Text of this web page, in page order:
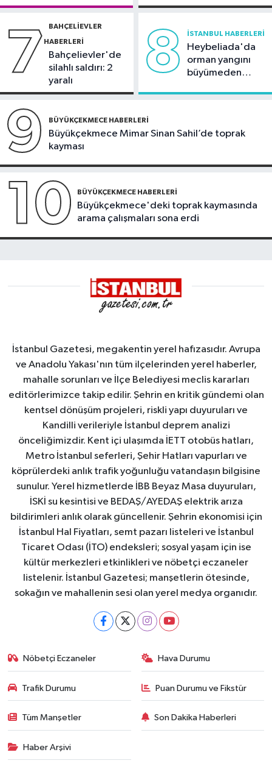
görüntülendi
7 BAHÇELIEVLER
HABERLERI
Bahçelievler'de
silahlı saldırı: 2
yaralı
8 İSTANBUL HABERLERI
Heybeliada'da
orman yangını
büyümeden
9 BÜYÜKÇEKMECE HABERLERI
Büyükçekmece Mimar Sinan Sahil’de toprak
kayması
10 BÜYÜKÇEKMECE HABERLERI
Büyükçekmece'deki toprak kaymasında
arama çalışmaları sona erdi
İstanbul Gazetesi, megakentin yerel hafızasıdır. Avrupa
ve Anadolu Yakası'nın tüm ilçelerinden yerel haberler,
mahalle sorunları ve İlçe Belediyesi meclis kararları
editörlerimizce takip edilir. Şehrin en kritik gündemi olan
kentsel dönüşüm projeleri, riskli yapı duyuruları ve
Kandilli verileriyle İstanbul deprem analizi
önceliğimizdir. Kent içi ulaşımda İETT otobüs hatları,
Metro İstanbul seferleri, Şehir Hatları vapurları ve
köprülerdeki anlık trafik yoğunluğu vatandaşın bilgisine
sunulur. Yerel hizmetlerde İBB Beyaz Masa duyuruları,
İSKİ su kesintisi ve BEDAŞ/AYEDAŞ elektrik arıza
bildirimleri anlık olarak güncellenir. Şehrin ekonomisi için
İstanbul Hal Fiyatları, semt pazarı listeleri ve İstanbul
Ticaret Odası (İTO) endeksleri; sosyal yaşam için ise
kültür merkezleri etkinlikleri ve nöbetçi eczaneler
listelenir. İstanbul Gazetesi; manşetlerin ötesinde,
sokağın ve mahallenin sesi olan yerel medya organıdır.
Nöbetçi Eczaneler Hava Durumu
Trafik Durumu Puan Durumu ve Fikstür
Tüm Manşetler Son Dakika Haberleri
Haber Arşivi